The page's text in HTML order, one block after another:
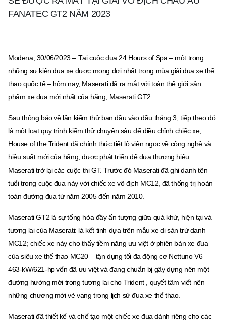
FANATEC GT2 NĂM 2023
Modena, 30/06/2023 – Tại cuộc đua 24 Hours of Spa – một trong
những sự kiện đua xe được mong đợi nhất trong mùa giải đua xe thể
thao quốc tế – hôm nay, Maserati đã ra mắt với toàn thế giới sản
phẩm xe đua mới nhất của hãng, Maserati GT2.
Sau thông báo về lần kiểm thử ban đầu vào đầu tháng 3, tiếp theo đó
là một loạt quy trình kiểm thử chuyên sâu để điều chỉnh chiếc xe,
House of the Trident đã chính thức tiết lộ viên ngọc về công nghệ và
hiệu suất mới của hãng, được phát triển để đưa thương hiệu
Maserati trở lại các cuộc thi GT. Trước đó Maserati đã ghi danh tên
tuổi trong cuộc đua này với chiếc xe vô địch MC12, đã thống trị hoàn
toàn đường đua từ năm 2005 đến năm 2010.
Maserati GT2 là sự tổng hòa đầy ấn tượng giữa quá khứ, hiện tại và
tương lai của Maserati: là kết tinh dựa trên mẫu xe di sản trứ danh
MC12; chiếc xe này cho thấy tiềm năng ưu việt ở phiên bản xe đua
của siêu xe thể thao MC20 – tận dụng tối đa động cơ Nettuno V6
463-kW/621-hp vốn đã ưu việt và đang chuẩn bị gây dựng nên một
đường hướng mới trong tương lai cho Trident , quyết tâm viết nên
những chương mới vẻ vang trong lịch sử đua xe thể thao.
Maserati đã thiết kế và chế tạo một chiếc xe đua dành riêng cho các